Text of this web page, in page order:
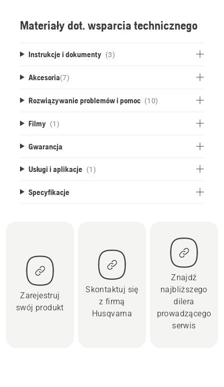
Materiały dot. wsparcia technicznego
Instrukcje i dokumenty (3)
Akcesoria(7)
Rozwiązywanie problemów i pomoc (10)
Filmy (1)
Gwarancja
Usługi i aplikacje (1)
Specyfikacje
Zarejestruj
swój produkt
Skontaktuj się
z firmą
Husqvarna
Znajdź
najbliższego
dilera
prowadzącego
serwis